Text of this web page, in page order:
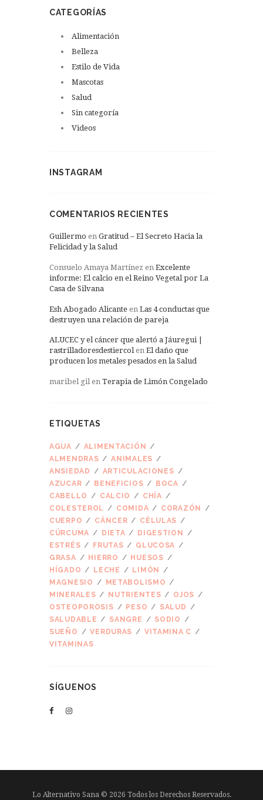
CATEGORÍAS
Alimentación
Belleza
Estilo de Vida
Mascotas
Salud
Sin categoría
Videos
INSTAGRAM
COMENTARIOS RECIENTES
Guillermo en Gratitud – El Secreto Hacia la
Felicidad y la Salud
Consuelo Amaya Martínez en Excelente
informe: El calcio en el Reino Vegetal por La
Casa de Silvana
Esh Abogado Alicante en Las 4 conductas que
destruyen una relación de pareja
ALUCEC y el cáncer que alertó a Jáuregui |
rastrilladoresdestiercolen El daño que
producen los metales pesados en la Salud
maribel gilen Terapia de Limón Congelado
ETIQUETAS
AGUA
ALIMENTACIÓN
ALMENDRAS
ANIMALES
ANSIEDAD
ARTICULACIONES
AZUCAR
BENEFICIOS
BOCA
CABELLO
CALCIO
CHÍA
COLESTEROL
COMIDA
CORAZÓN
CUERPO
CÁNCER
CÉLULAS
CÚRCUMA
DIETA
DIGESTION
ESTRÉS
FRUTAS
GLUCOSA
GRASA
HIERRO
HUESOS
HÍGADO
LECHE
LIMÓN
MAGNESIO
METABOLISMO
MINERALES
NUTRIENTES
OJOS
OSTEOPOROSIS
PESO
SALUD
SALUDABLE
SANGRE
SODIO
SUEÑO
VERDURAS
VITAMINA C
VITAMINAS
SÍGUENOS
Lo Alternativo Sana © 2026 Todos los Derechos Reservados.